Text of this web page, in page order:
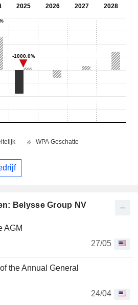
Belysse Group NV
AGM
27/05
the Annual General
24/04